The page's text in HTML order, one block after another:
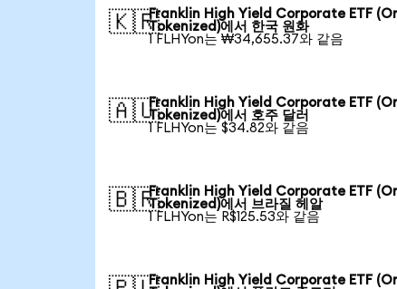
🇰🇷Franklin High Yield Corporate ETF
Tokenized)에서 한국 원화
1 FLHYon는 ₩34,655.37와 같음
🇦🇺Franklin High Yield Corporate ETF
Tokenized)에서 호주 달러
1 FLHYon는 $34.82와 같음
🇧🇷Franklin High Yield Corporate ETF
Tokenized)에서 브라질 헤알
1 FLHYon는 R$125.53와 같음
Franklin High Yield Corporate ETF